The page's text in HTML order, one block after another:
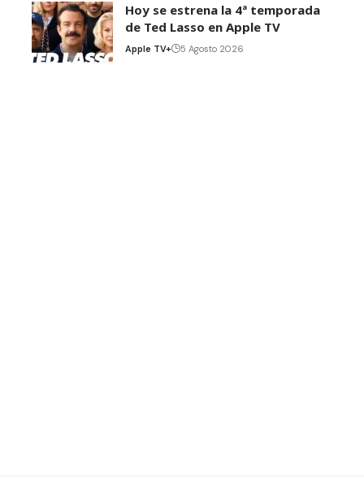
Hoy se estrena la 4ª temporada
de Ted Lasso en Apple TV
Apple TV+ 5 Agosto 2026